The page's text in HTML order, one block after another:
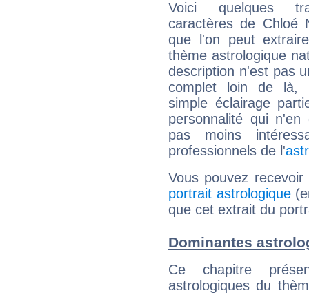
Voici quelques
caractères de Chloé
que l'on peut
thème astrologique
description n'est pas
complet loin de là,
simple éclairage
personnalité qui n'en
pas moins
professionnels de l'
Vous pouvez
portrait astrologique
que cet extrait du
Dominantes
Ce chapitre
astrologiques du